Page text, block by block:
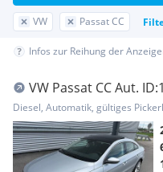
VW Passat CC
Infos zur Reihung der
VW Passat CC Aut.
Diesel, Automatik, gültiges